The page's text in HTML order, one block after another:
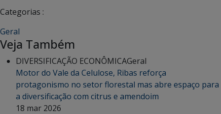
Categorias :
Geral
Veja Também
DIVERSIFICAÇÃO ECONÔMICAGeral
Motor do Vale da Celulose, Ribas reforça
protagonismo no setor florestal mas abre espaço para
a diversificação com citrus e amendoim
18 mar 2026